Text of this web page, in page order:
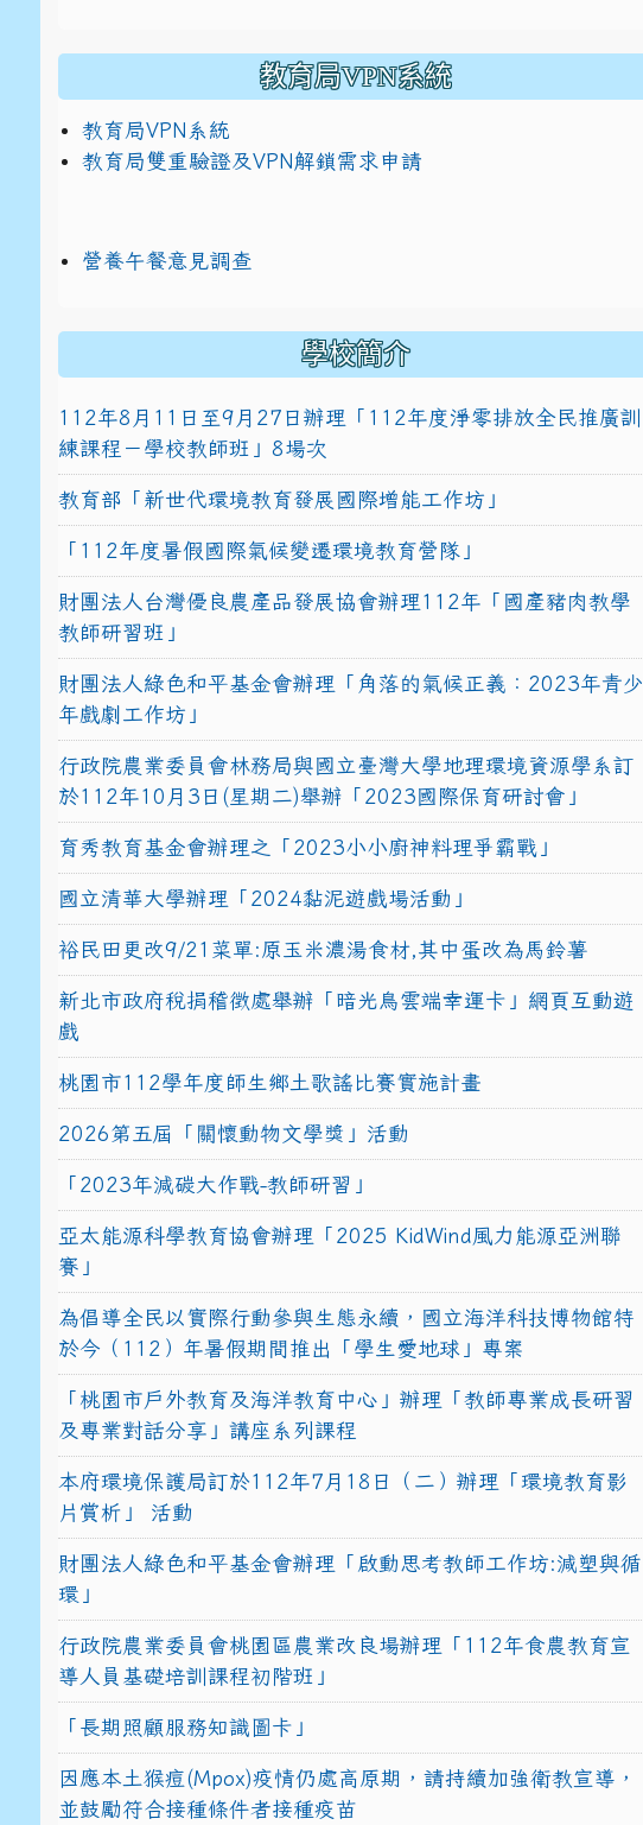
教育局VPN系統
教育局VPN系統
教育局雙重驗證及VPN解鎖需求申請
營養午餐意見調查
學校簡介
112年8月11日至9月27日辦理「112年度淨零排放全民推廣訓
練課程－學校教師班」8場次
教育部「新世代環境教育發展國際增能工作坊」
「112年度暑假國際氣候變遷環境教育營隊」
財團法人台灣優良農產品發展協會辦理112年「國產豬肉教學
教師研習班」
財團法人綠色和平基金會辦理「角落的氣候正義：2023年青少
年戲劇工作坊」
行政院農業委員會林務局與國立臺灣大學地理環境資源學系訂
於112年10月3日(星期二)舉辦「2023國際保育研討會」
育秀教育基金會辦理之「2023小小廚神料理爭霸戰」
國立清華大學辦理「2024黏泥遊戲場活動」
裕民田更改9/21菜單:原玉米濃湯食材,其中蛋改為馬鈴薯
新北市政府稅捐稽徵處舉辦「暗光鳥雲端幸運卡」網頁互動遊
戲
桃園市112學年度師生鄉土歌謠比賽實施計畫
2026第五屆「關懷動物文學獎」活動
「2023年減碳大作戰-教師研習」
亞太能源科學教育協會辦理「2025 KidWind風力能源亞洲聯
賽」
為倡導全民以實際行動參與生態永續，國立海洋科技博物館特
於今（112）年暑假期間推出「學生愛地球」專案
「桃園市戶外教育及海洋教育中心」辦理「教師專業成長研習
及專業對話分享」講座系列課程
本府環境保護局訂於112年7月18日（二）辦理「環境教育影
片賞析」 活動
財團法人綠色和平基金會辦理「啟動思考教師工作坊:減塑與循
環」
行政院農業委員會桃園區農業改良場辦理「112年食農教育宣
導人員基礎培訓課程初階班」
「長期照顧服務知識圖卡」
因應本土猴痘(Mpox)疫情仍處高原期，請持續加強衛教宣導，
並鼓勵符合接種條件者接種疫苗